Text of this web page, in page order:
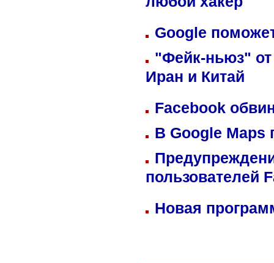
любой хакер
Google
"Фейк-ньюз" от
Иран и Китай
Facebook
В Google Maps
пользователей
Новая